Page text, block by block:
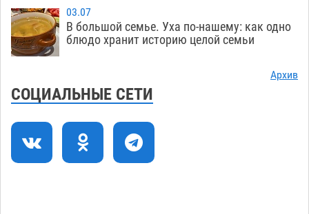
10:02
На Всероссийской Спартакиаде астраханские
гандболисты уступили казанским «драконам»
07.08
Краснодарской в Астрахани скончались
Астраханский суд оценил четыре удара по
голове полицейского в сто тысяч рублей
03.07
В большой семье. Уха по-нашему: как одно
блюдо хранит историю целой семьи
Архив
СОЦИАЛЬНЫЕ СЕТИ